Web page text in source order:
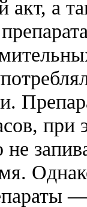
акт, а
при
не
—